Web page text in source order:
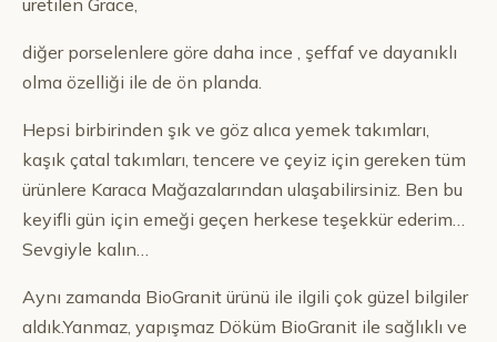
diğer porselenlere göre daha ince , şeffaf ve dayanıklı
olma özelliği ile de ön planda.
Hepsi birbirinden şık ve göz alıca yemek takımları,
kaşık çatal takımları, tencere ve çeyiz için gereken tüm
ürünlere Karaca Mağazalarından ulaşabilirsiniz. Ben bu
keyifli gün için emeği geçen herkese teşekkür ederim…
Sevgiyle kalın…
Aynı zamanda BioGranit ürünü ile ilgili çok güzel bilgiler
aldık.Yanmaz, yapışmaz Döküm BioGranit ile sağlıklı ve